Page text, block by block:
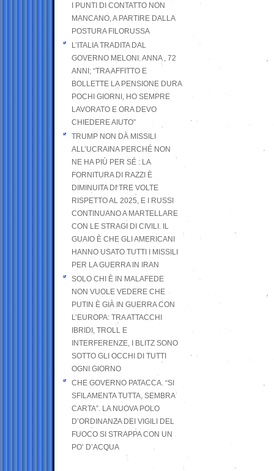
I PUNTI DI CONTATTO NON
MANCANO, A PARTIRE DALLA
POSTURA FILORUSSA
L’ITALIA TRADITA DAL
GOVERNO MELONI. ANNA , 72
ANNI; “TRA AFFITTO E
BOLLETTE LA PENSIONE DURA
POCHI GIORNI, HO SEMPRE
LAVORATO E ORA DEVO
CHIEDERE AIUTO”
TRUMP NON DÀ MISSILI
ALL’UCRAINA PERCHÉ NON
NE HA PIÙ PER SÉ : LA
FORNITURA DI RAZZI È
DIMINUITA DI TRE VOLTE
RISPETTO AL 2025, E I RUSSI
CONTINUANO A MARTELLARE
CON LE STRAGI DI CIVILI. IL
GUAIO È CHE GLI AMERICANI
HANNO USATO TUTTI I MISSILI
PER LA GUERRA IN IRAN
SOLO CHI È IN MALAFEDE
NON VUOLE VEDERE CHE
PUTIN È GIÀ IN GUERRA CON
L’EUROPA: TRA ATTACCHI
IBRIDI, TROLL E
INTERFERENZE, I BLITZ SONO
SOTTO GLI OCCHI DI TUTTI
OGNI GIORNO
CHE GOVERNO PATACCA. “SI
SFILAMENTA TUTTA, SEMBRA
CARTA”. LA NUOVA POLO
D’ORDINANZA DEI VIGILI DEL
FUOCO SI STRAPPA CON UN
PO’ D’ACQUA